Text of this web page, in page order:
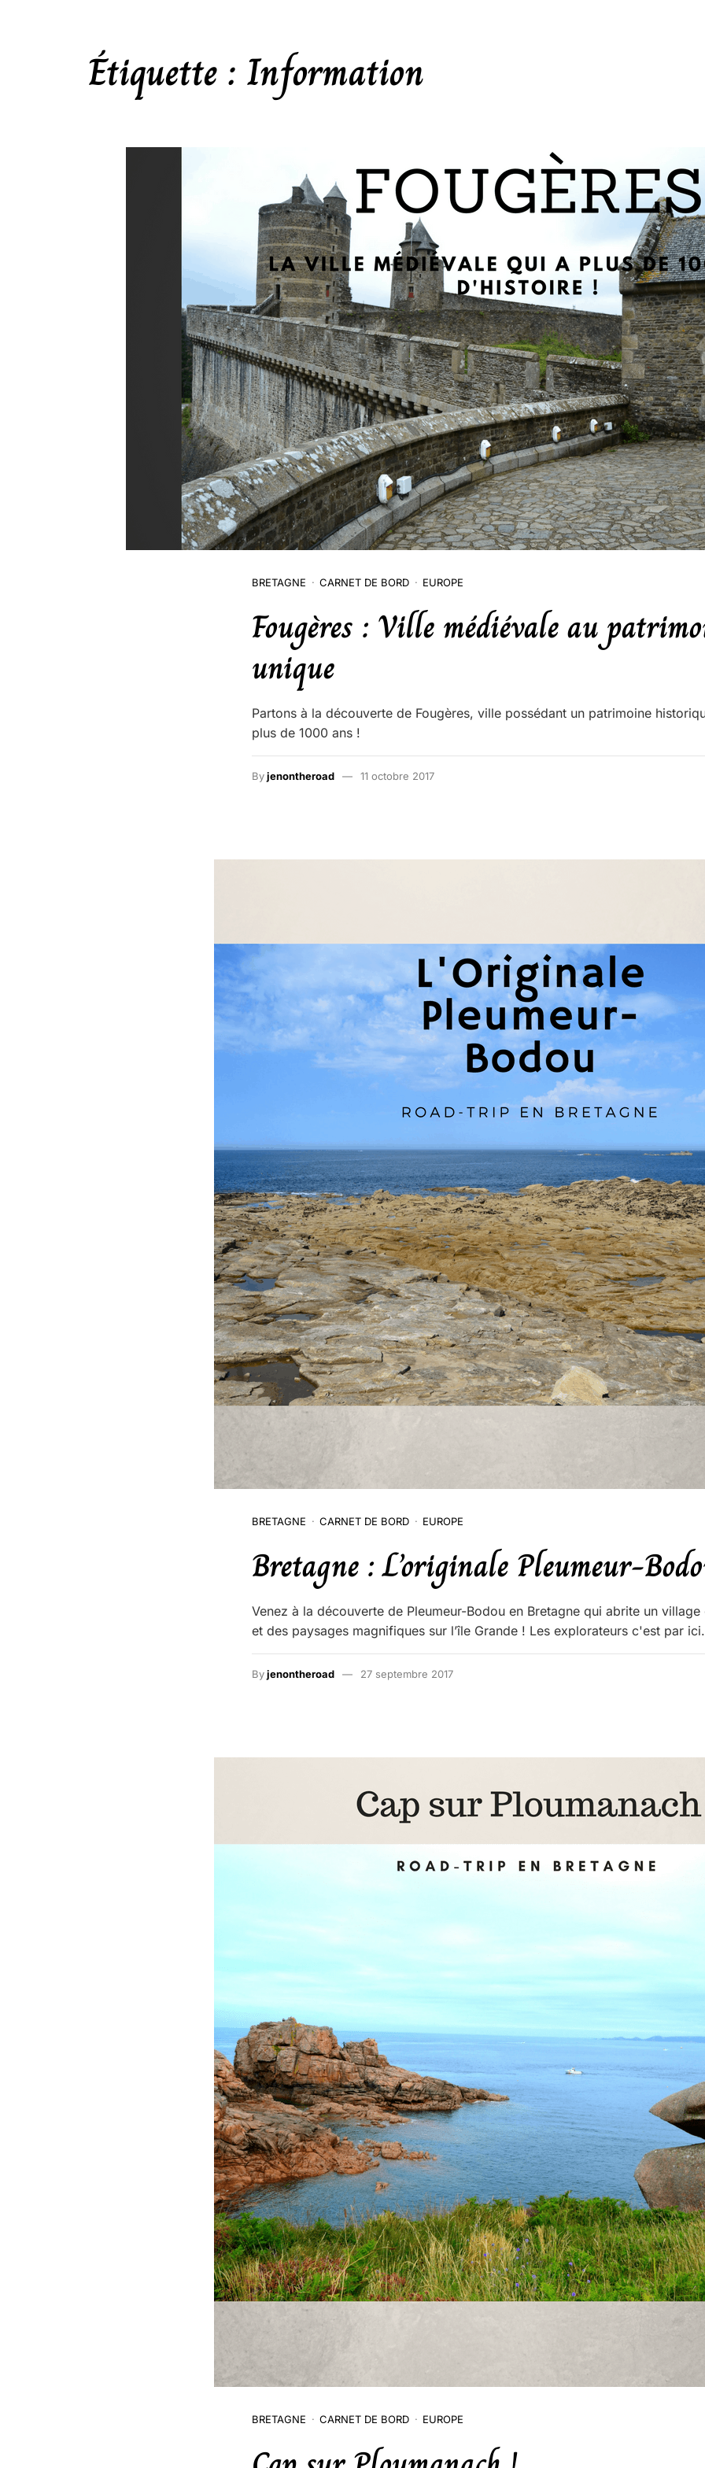
Étiquette : Information
BRETAGNE CARNET DE BORD EUROPE
Fougères : Ville médiévale au
unique
Partons à la découverte de Fougères, ville possédant un patrimoine
plus de 1000 ans !
Byjenontheroad 11 octobre 2017
BRETAGNE CARNET DE BORD EUROPE
Bretagne : L’originale Pleumeur-
Venez à la découverte de Pleumeur-Bodou en Bretagne qui abrite un village
et des paysages magnifiques sur l’île Grande ! Les explorateurs c'est par ici.
Byjenontheroad 27 septembre 2017
BRETAGNE CARNET DE BORD EUROPE